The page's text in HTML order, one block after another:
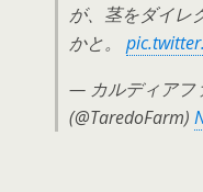
が、茎をダイレ
かと。
— カルディアフ
(@TaredoFarm)